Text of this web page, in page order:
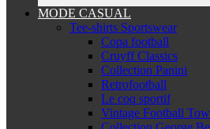
MODE CASUAL
Tee-shirts Sportswear
Copa football
Cruyff Classics
Collection Panini
Retrofootball
Le coq sportif
Vintage Football